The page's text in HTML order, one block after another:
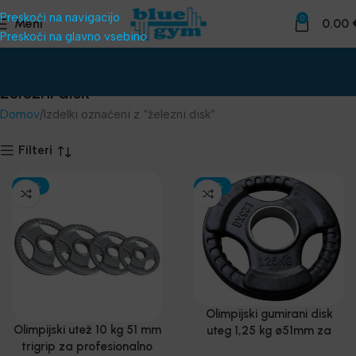
Preskoči na navigacijo
Preskoči na glavno vsebino
Meni 0 0.00
železni disk
Domov Izdelki označeni z “železni disk”
Filteri
-30%
Olimpijski utež 10 kg 51 mm
trigrip za profesionalno
-30%
Olimpijski gumirani disk
uteg 1,25 kg ø51mm za